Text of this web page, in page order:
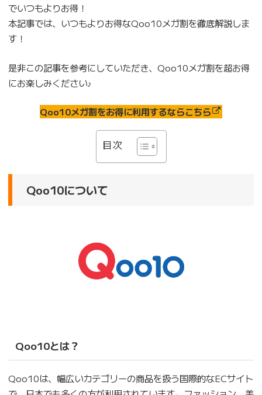
でいつもよりお得！
本記事では、いつもよりお得なQoo10メガ割を徹底解説しま
す！
是非この記事を参考にしていただき、Qoo10メガ割を超お得
にお楽しみください♪
Qoo10メガ割をお得に利用するならこちら
目次
Qoo10について
Qoo10とは？
Qoo10は、幅広いカテゴリーの商品を扱う国際的なECサイト